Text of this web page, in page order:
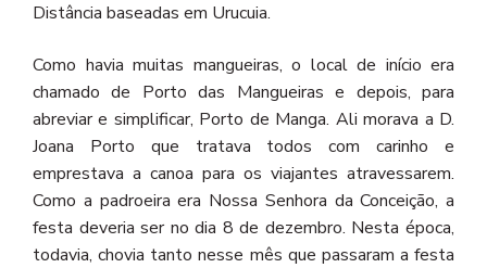
Distância baseadas em Urucuia.
Como havia muitas mangueiras, o local de início era
chamado de Porto das Mangueiras e depois, para
abreviar e simplificar, Porto de Manga. Ali morava a D.
Joana Porto que tratava todos com carinho e
emprestava a canoa para os viajantes atravessarem.
Como a padroeira era Nossa Senhora da Conceição, a
festa deveria ser no dia 8 de dezembro. Nesta época,
todavia, chovia tanto nesse mês que passaram a festa